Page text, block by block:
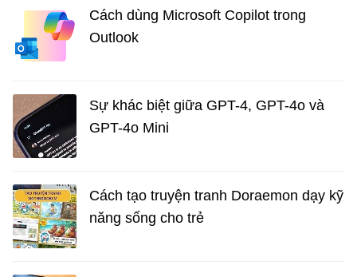
Cách dùng Microsoft Copilot trong
Outlook
Sự khác biệt giữa GPT-4, GPT-4o và
GPT-4o Mini
Cách tạo truyện tranh Doraemon dạy kỹ
năng sống cho trẻ